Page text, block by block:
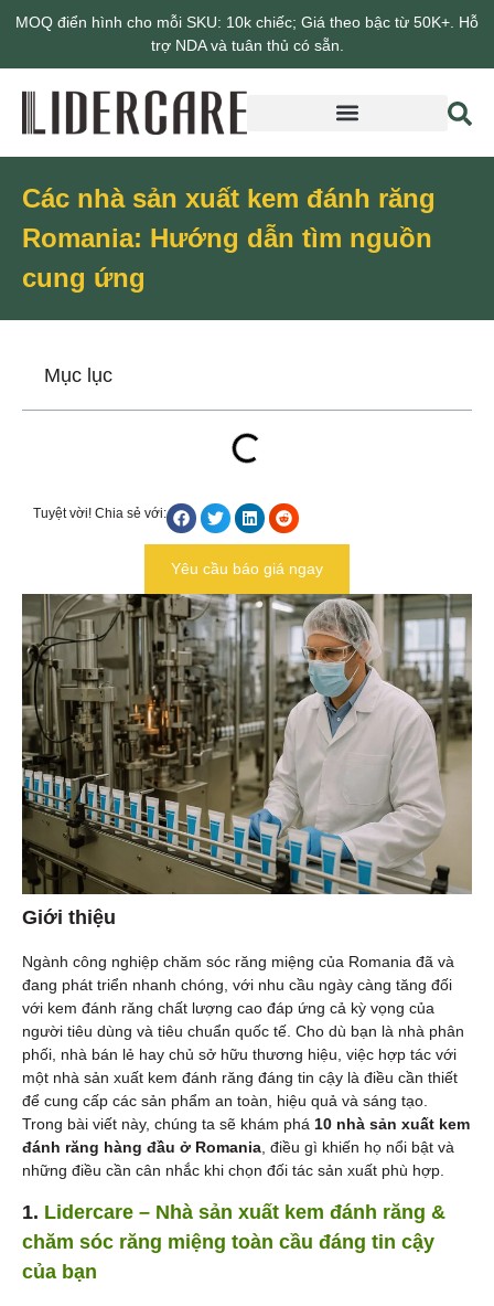
MOQ điển hình cho mỗi SKU: 10k chiếc; Giá theo bậc từ 50K+. Hỗ
trợ NDA và tuân thủ có sẵn.
Các nhà sản xuất kem đánh răng
Romania: Hướng dẫn tìm nguồn
cung ứng
Giới thiệu
Ngành công nghiệp chăm sóc răng miệng của Romania đã và
đang phát triển nhanh chóng, với nhu cầu ngày càng tăng đối
với kem đánh răng chất lượng cao đáp ứng cả kỳ vọng của
người tiêu dùng và tiêu chuẩn quốc tế. Cho dù bạn là nhà phân
phối, nhà bán lẻ hay chủ sở hữu thương hiệu, việc hợp tác với
một nhà sản xuất kem đánh răng đáng tin cậy là điều cần thiết
để cung cấp các sản phẩm an toàn, hiệu quả và sáng tạo.
Trong bài viết này, chúng ta sẽ khám phá 10 nhà sản xuất kem
đánh răng hàng đầu ở Romania , điều gì khiến họ nổi bật và
những điều cần cân nhắc khi chọn đối tác sản xuất phù hợp.
1. Lidercare – Nhà sản xuất kem đánh răng &
chăm sóc răng miệng toàn cầu đáng tin cậy
của bạn
Mục lục
Tuyệt vời! Chia sẻ với:
Yêu cầu báo giá ngay